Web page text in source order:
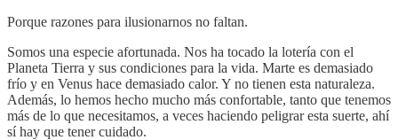
Porque razones para ilusionarnos no faltan.
Somos una especie afortunada. Nos ha tocado la lotería con el
Planeta Tierra y sus condiciones para la vida. Marte es demasiado
frío y en Venus hace demasiado calor. Y no tienen esta naturaleza.
Además, lo hemos hecho mucho más confortable, tanto que tenemos
más de lo que necesitamos, a veces haciendo peligrar esta suerte, ahí
sí hay que tener cuidado.